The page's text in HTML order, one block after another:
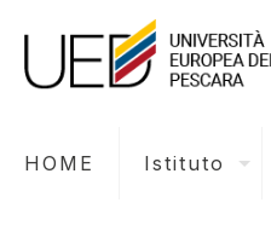
HOME Istituto